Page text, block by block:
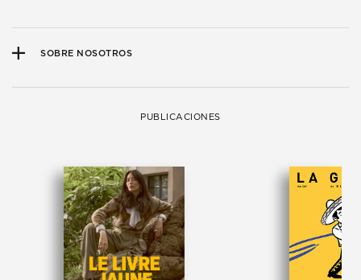
SOBRE NOSOTROS
PUBLICACIONES